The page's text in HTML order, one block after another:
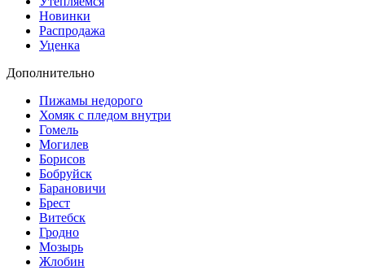
Новинки
Распродажа
Уценка
Дополнительно
Пижамы недорого
Хомяк с пледом внутри
Гомель
Могилев
Борисов
Бобруйск
Барановичи
Брест
Витебск
Гродно
Мозырь
Жлобин